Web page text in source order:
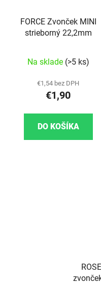
FORCE Zvonček MINI
strieborný 22,2mm
Na sklade (>5 ks)
€1,54 bez DPH
€1,90
DO KOŠÍKA